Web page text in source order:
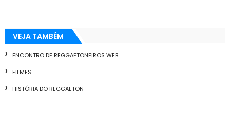
VEJA TAMBÉM
ENCONTRO DE REGGAETONEIROS WEB
FILMES
HISTÓRIA DO REGGAETON